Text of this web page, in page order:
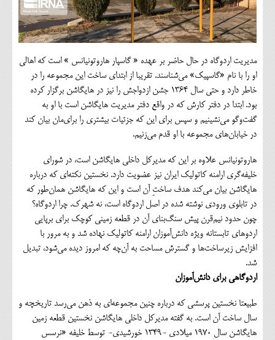
مدیریت اردوگاه در حال حاضر بر عهده « گاسپار هاروتونیانس » است که اهالی
او را با نام «گاسپیک» می‌شناسند. تقریبا از ابتدای ساخت این مجموعه را در
خاطر دارد و حتی سال ۱۳۶۴ جشن ازدواجش را نیز در هایگاشن برگزار کرده
بود. ابتدا در دفتر کارش که در واقع دفتر مدیریت هایگاشن است با او به
گفت‌وگو می‌نشینیم و سپس برای این که جزئیات بیشتری را برای‌مان بیان کند
در خیابان‌های مجموعه با او قدم می‌زنیم.
هاروتونیانس علاوه بر این که مدیرکل داخلی هایگاشن است، در شورای
خلیفه‌گری ارامنه کاتولیک ایران نیز عضویت دارد. نخستین نکته‌ای که درباره
هایگاشن بیان می‌کند هدف ساختِ آن است و این که هایگاشن همان‌طور که
در تابلوی ورودی نوشته شده در اصل اردوگاه است، نه شهرک. چرا اردوگاه؟
چون حدود نیم‌قرن پیش سنگ‌بنای آن در قطعه زمینی کوچک‌ برای برپایی
اردوهای تابستانه ویژه دانش‌آموزان ارامنه کاتولیک نهاده شد و به مرور با
افزایش زیرساخت‌ها و گسترش مساحت به آن‌چه که امروز دیده می‌شود، تبدیل
شد.
اردوگاهی برای دانش‌آموزان
طبیعتا نخستین پرسشی که درباره چنین مجموعه‌ای به ذهن می‌رسد تاریخچه و
سال ساخت آن است. به گفته مدیرکل داخلی هایگاشن نخستین قطعه زمین
هایگاشن سال ۱۹۷۰ میلادی -۱۳۴۹ خورشیدی- توسط خلیفه «نرسس